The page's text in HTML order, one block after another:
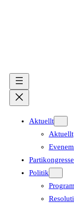
Aktuellt
Aktuellt
Politik
Program